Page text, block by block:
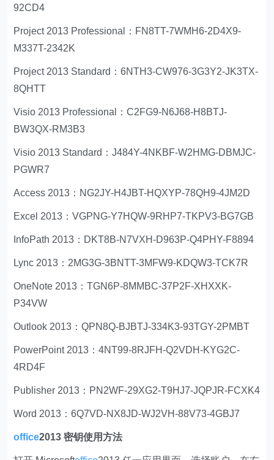
92CD4
Project 2013 Professional：FN8TT-7WMH6-2D4X9-
M337T-2342K
Project 2013 Standard：6NTH3-CW976-3G3Y2-JK3TX-
8QHTT
Visio 2013 Professional：C2FG9-N6J68-H8BTJ-
BW3QX-RM3B3
Visio 2013 Standard：J484Y-4NKBF-W2HMG-DBMJC-
PGWR7
Access 2013：NG2JY-H4JBT-HQXYP-78QH9-4JM2D
Excel 2013：VGPNG-Y7HQW-9RHP7-TKPV3-BG7GB
InfoPath 2013：DKT8B-N7VXH-D963P-Q4PHY-F8894
Lync 2013：2MG3G-3BNTT-3MFW9-KDQW3-TCK7R
OneNote 2013：TGN6P-8MMBC-37P2F-XHXXK-
P34VW
Outlook 2013：QPN8Q-BJBTJ-334K3-93TGY-2PMBT
PowerPoint 2013：4NT99-8RJFH-Q2VDH-KYG2C-
4RD4F
Publisher 2013：PN2WF-29XG2-T9HJ7-JQPJR-FCXK4
Word 2013：6Q7VD-NX8JD-WJ2VH-88V73-4GBJ7
office2013 密钥使用方法